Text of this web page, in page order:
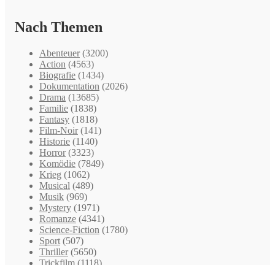
Nach Themen
Abenteuer (3200)
Action (4563)
Biografie (1434)
Dokumentation (2026)
Drama (13685)
Familie (1838)
Fantasy (1818)
Film-Noir (141)
Historie (1140)
Horror (3323)
Komödie (7849)
Krieg (1062)
Musical (489)
Musik (969)
Mystery (1971)
Romanze (4341)
Science-Fiction (1780)
Sport (507)
Thriller (5650)
Trickfilm (1118)